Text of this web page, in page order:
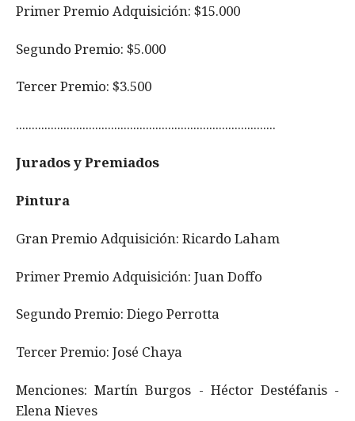
Primer Premio Adquisición: $15.000
Segundo Premio: $5.000
Tercer Premio: $3.500
..................................................................................
Jurados y Premiados
Pintura
Gran Premio Adquisición: Ricardo Laham
Primer Premio Adquisición: Juan Doffo
Segundo Premio: Diego Perrotta
Tercer Premio: José Chaya
Menciones: Martín Burgos - Héctor Destéfanis -
Elena Nieves